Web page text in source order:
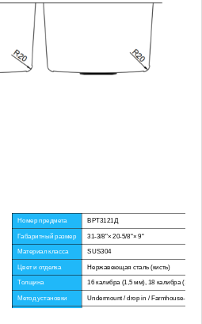
Номер предмета ВРТ3121Д
Габаритный размер 31-3/8"× 20-5/8"× 9"
Материал класса SUS304
Цвет и отделка Нержавеющая сталь (кисть)
Толщина 16 калибра (1,5 мм), 18 калибра (1,2
Метод установки Undermount / drop in / Farmhouse-Parn-